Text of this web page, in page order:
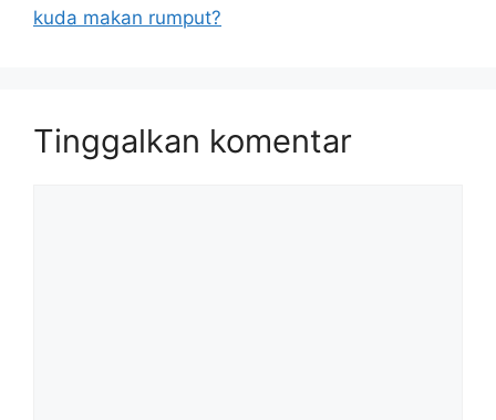
kuda makan rumput?
Tinggalkan komentar